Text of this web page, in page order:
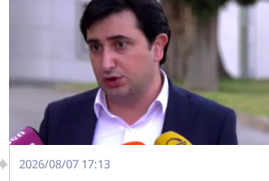
2026/08/07 17:13